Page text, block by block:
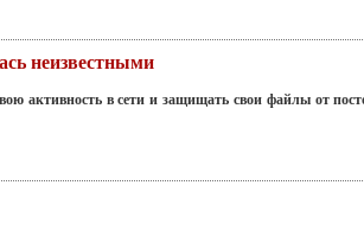
неизвестными
активность в сети и защищать свои файлы от